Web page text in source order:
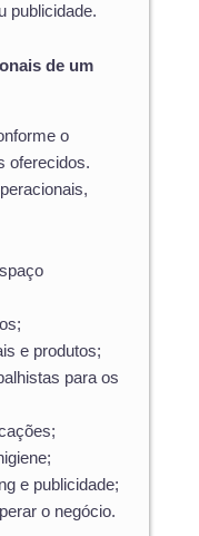
publicidade.
de um
o
oferecidos.
e produtos;
para os
e publicidade;
o negócio.